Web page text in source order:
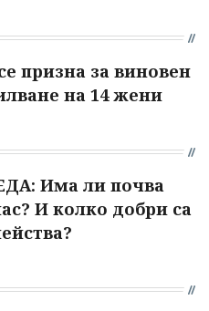
призна за виновен
на 14 жени
Има ли почва
И колко добри са